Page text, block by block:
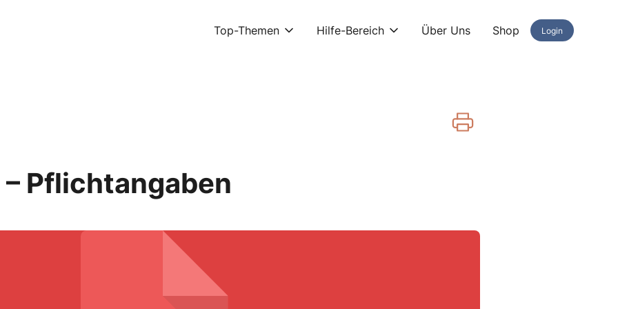
Top-Themen Hilfe-Bereich Über Uns Shop Login
Pflichtangaben